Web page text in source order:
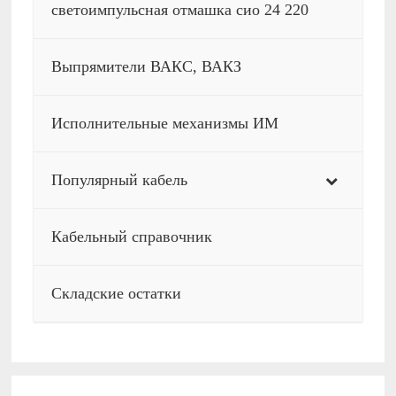
светоимпульсная отмашка сио 24 220
Выпрямители ВАКС, ВАКЗ
Исполнительные механизмы ИМ
Популярный кабель
Кабельный справочник
Складские остатки